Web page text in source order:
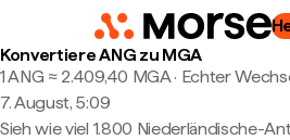
Konvertiere ANG zu MGA
1 ANG ≈ 2.409,40 MGA · Echter
7. August, 5:09
Sieh wie viel 1.800 Niederländische-